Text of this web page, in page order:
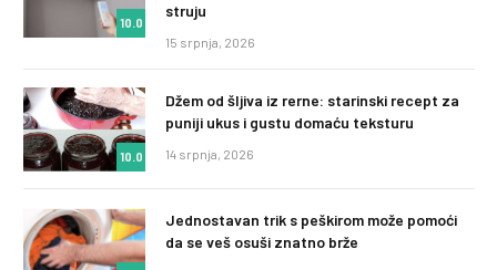
10.0
struju
15 srpnja, 2026
10.0
Džem od šljiva iz rerne: starinski recept za
puniji ukus i gustu domaću teksturu
14 srpnja, 2026
Jednostavan trik s peškirom može pomoći
da se veš osuši znatno brže